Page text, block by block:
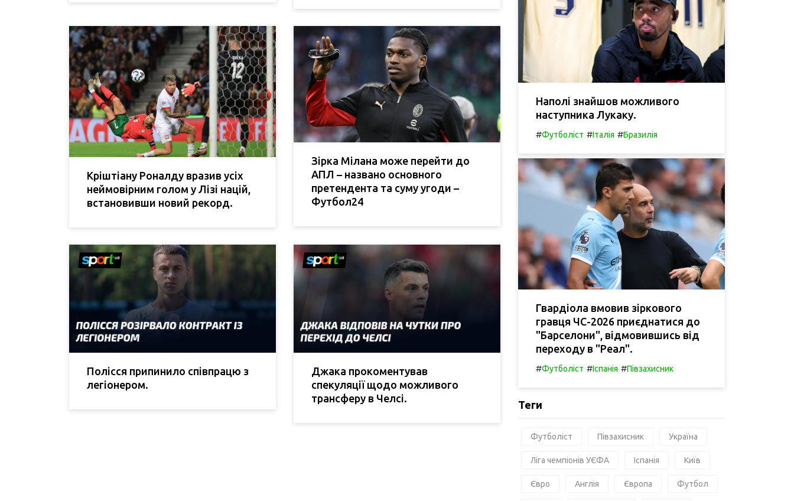
Кріштіану Роналду вразив усіх
неймовірним голом у Лізі націй,
встановивши новий рекорд.
Зірка Мілана може перейти до
АПЛ – названо основного
претендента та суму угоди –
Футбол24
Полісся припинило співпрацю з
легіонером.
Джака прокоментував
спекуляції щодо можливого
трансферу в Челсі.
Наполі знайшов можливого
наступника Лукаку.
#Футболіст #Італія #Бразилія
Гвардіола вмовив зіркового
гравця ЧС-2026 приєднатися до
"Барселони", відмовившись від
переходу в "Реал".
#Футболіст #Іспанія #Півзахисник
Теги
Футболіст Півзахисник Україна
Ліга чемпіонів УЄФА Іспанія Київ
Євро Англія Європа Футбол